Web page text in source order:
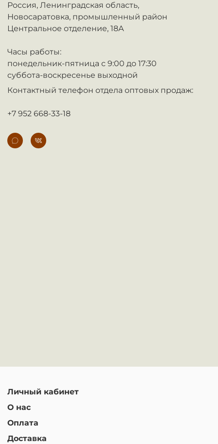
Россия, Ленинградская область,
Новосаратовка, промышленный район
Центральное отделение, 18А
Часы работы:
понедельник-пятница с 9:00 до 17:30
суббота-воскресенье выходной
Контактный телефон отдела оптовых продаж:
+7 952 668-33-18
Личный кабинет
О нас
Оплата
Доставка